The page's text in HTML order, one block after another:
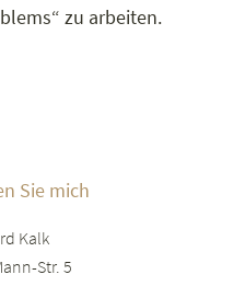
zu arbeiten.
Sie mich
Kalk
Str. 5